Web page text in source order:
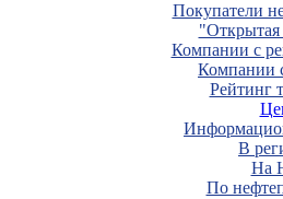
Покупатели
Компании с
Компании
Рейтинг
В
На
По